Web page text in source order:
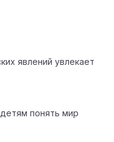
явлений увлекает
понять мир